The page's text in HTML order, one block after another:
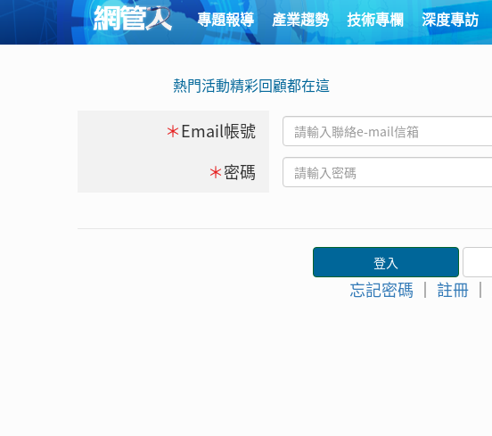
專題報導 產業趨勢 技術專欄 深度專訪
熱門活動精彩回顧都在這
＊Email帳號
＊密碼
忘記密碼 ｜ 註冊 ｜